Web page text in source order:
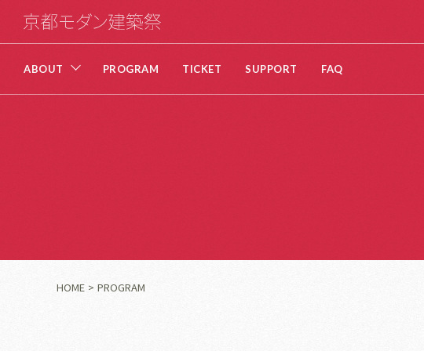
ABOUT PROGRAM TICKET SUPPORT FAQ
HOME PROGRAM